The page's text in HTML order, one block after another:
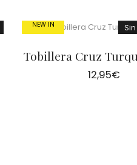
NEW IN
Tobillera Cruz
12,95€